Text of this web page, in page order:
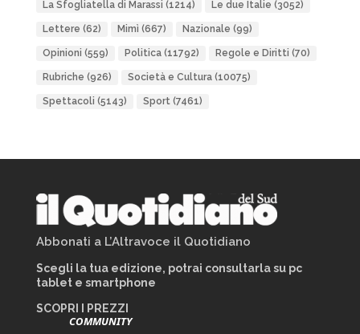
La Sfogliatella di Marassi (1214) Le due Italie (3052)
Lettere (62) Mimì (667) Nazionale (99)
Opinioni (559) Politica(11792) Regole e Diritti (70)
Rubriche (926) Società e Cultura(10075)
Spettacoli (5143) Sport(7461)
Abbonati a L’Altravoce il Quotidiano
Scegli la tua edizione, potrai consultarla su pc
tablet e smartphone
SCOPRI I PREZZI
COMMUNITY